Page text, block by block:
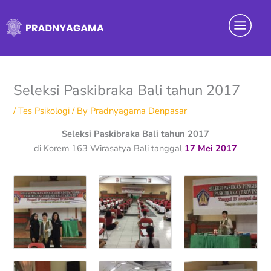
to
content
Menu
Seleksi Paskibraka Bali tahun 2017
/Tes Psikologi/ By Pradnyagama Denpasar
Seleksi Paskibraka Bali tahun 2017
di Korem 163 Wirasatya Bali tanggal 17 Mei 2017